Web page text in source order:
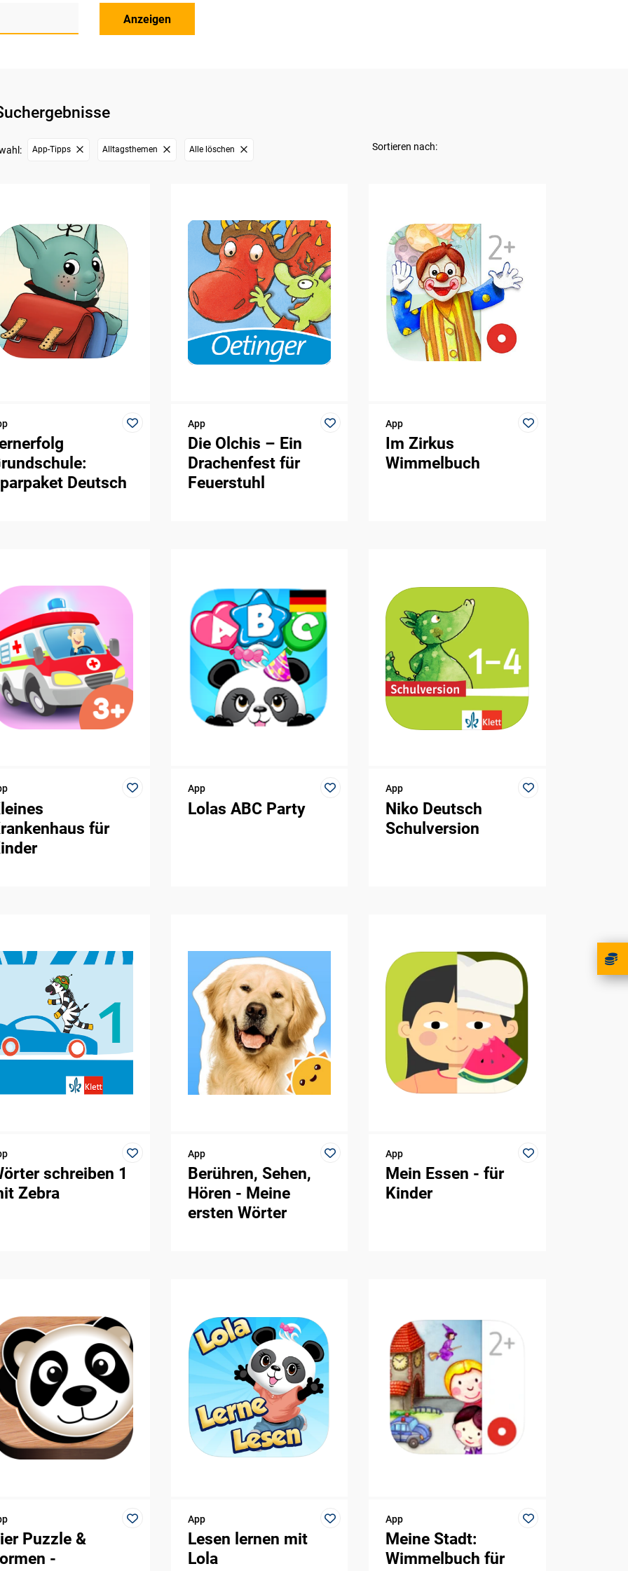
Anzeigen
App-Tipps Alltagsthemen Alle löschen Sortieren nach:
Deutsch
App
Die Olchis – Ein
Drachenfest für
Feuerstuhl
App
Im Zirkus
Wimmelbuch
für
App
Lolas ABC Party
App
Niko Deutsch
Schulversion
schreiben 1
Zebra
App
Berühren, Sehen,
Hören - Meine
ersten Wörter
App
Mein Essen - für
Kinder
Puzzle &
-
App
Lesen lernen mit
Lola
App
Meine Stadt:
Wimmelbuch für